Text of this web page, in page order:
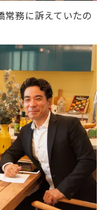
務に訴えていたの